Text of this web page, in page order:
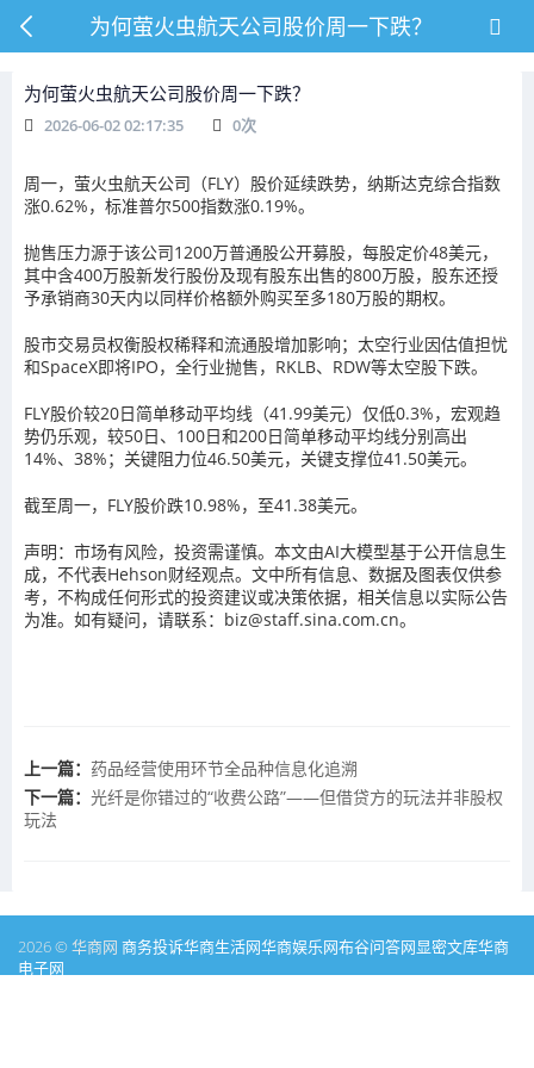
为何萤火虫航天公司股价周一下跌？
为何萤火虫航天公司股价周一下跌？
2026-06-02 02:17:35 0次
周一，萤火虫航天公司（FLY）股价延续跌势，纳斯达克综合指数
涨0.62%，标准普尔500指数涨0.19%。
抛售压力源于该公司1200万普通股公开募股，每股定价48美元，
其中含400万股新发行股份及现有股东出售的800万股，股东还授
予承销商30天内以同样价格额外购买至多180万股的期权。
股市交易员权衡股权稀释和流通股增加影响；太空行业因估值担忧
和SpaceX即将IPO，全行业抛售，RKLB、RDW等太空股下跌。
FLY股价较20日简单移动平均线（41.99美元）仅低0.3%，宏观趋
势仍乐观，较50日、100日和200日简单移动平均线分别高出
14%、38%；关键阻力位46.50美元，关键支撑位41.50美元。
截至周一，FLY股价跌10.98%，至41.38美元。
声明：市场有风险，投资需谨慎。本文由AI大模型基于公开信息生
成，不代表Hehson财经观点。文中所有信息、数据及图表仅供参
考，不构成任何形式的投资建议或决策依据，相关信息以实际公告
为准。如有疑问，请联系：biz@staff.sina.com.cn。
上一篇： 药品经营使用环节全品种信息化追溯
下一篇： 光纤是你错过的“收费公路”——但借贷方的玩法并非股权
玩法
2026 © 华商网 商务投诉华商生活网华商娱乐网布谷问答网显密文库华商
电子网